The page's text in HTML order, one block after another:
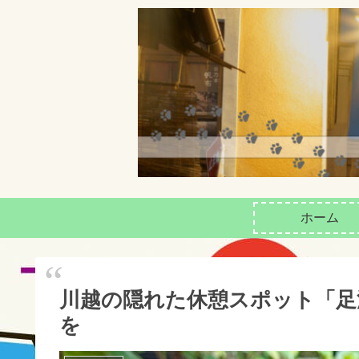
ホーム
川越の隠れた休憩スポット「
を